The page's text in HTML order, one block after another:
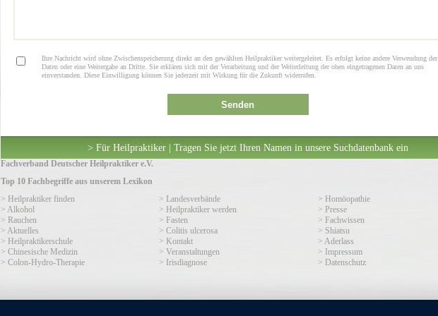
Ihre Nachricht wird ohne Zwischenspeicherung direkt an den gewählten Heilpraktiker weitergeleitet. Es erfolgt keine andere Verwendung der
Daten oder eine Weitergabe an Dritte. Sie erklären sich mit der Verarbeitung und der Weiterleitung der oben eingetragenen Daten an uns
einverstanden. Diese Einwilligung können Sie jederzeit mit Wirkung für die Zukunft widerrufen.
Senden
> Für Heilpraktiker | Tragen Sie jetzt Ihren Namen in unsere Suchdatenbank ein
Fachverband Deutscher Heilpraktiker e.V.
Top 10 Fachbegriffe aus unserem Lexikon
> Heilpraktiker finden
> Landesverbände
> Homöopathie
> Alkohol
> Heilpraktiker werden
> Presse
> Rauchen
> Fasten
> Fachwissen
> Aktuelles
> Colitis ulcerosa
> Shiatsu
> Heilpraktikerschule
> Kontakt
> Aderlass
> Chinesische Medizin
> Veranstaltungen
> Impressum
> Colon-Hydro-Therapie
> Irisdiagnose > Datenschutz